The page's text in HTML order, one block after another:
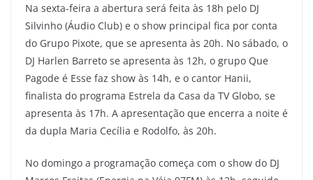
Na sexta-feira a abertura será feita às 18h pelo DJ
Silvinho (Áudio Club) e o show principal fica por conta
do Grupo Pixote, que se apresenta às 20h. No sábado, o
DJ Harlen Barreto se apresenta às 12h, o grupo Que
Pagode é Esse faz show às 14h, e o cantor Hanii,
finalista do programa Estrela da Casa da TV Globo, se
apresenta às 17h. A apresentação que encerra a noite é
da dupla Maria Cecília e Rodolfo, às 20h.
No domingo a programação começa com o show do DJ